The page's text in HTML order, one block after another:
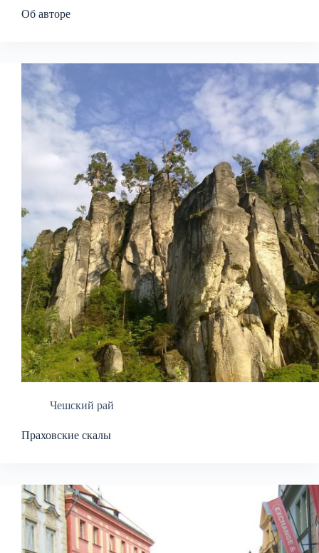
Об авторе
Чешский рай
Праховские скалы